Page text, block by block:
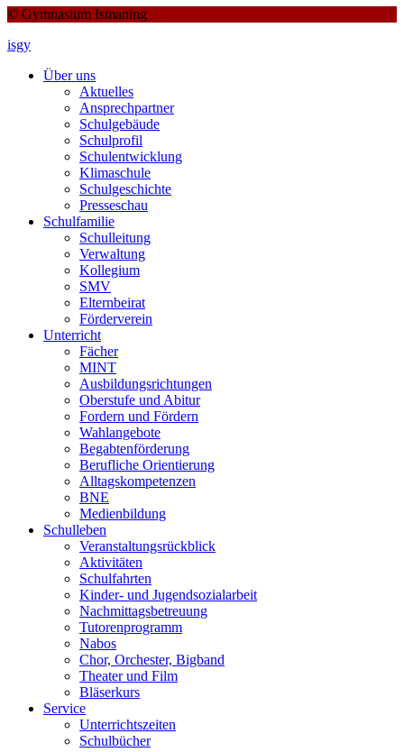
© Gymnasium Ismaning
isgy
Über uns
Aktuelles
Ansprechpartner
Schulgebäude
Schulprofil
Schulentwicklung
Klimaschule
Schulgeschichte
Presseschau
Schulfamilie
Schulleitung
Verwaltung
Kollegium
SMV
Elternbeirat
Förderverein
Unterricht
Fächer
MINT
Ausbildungsrichtungen
Oberstufe und Abitur
Fordern und Fördern
Wahlangebote
Begabtenförderung
Berufliche Orientierung
Alltagskompetenzen
BNE
Medienbildung
Schulleben
Veranstaltungsrückblick
Aktivitäten
Schulfahrten
Kinder- und Jugendsozialarbeit
Nachmittagsbetreuung
Tutorenprogramm
Nabos
Chor, Orchester, Bigband
Theater und Film
Bläserkurs
Service
Unterrichtszeiten
Schulbücher